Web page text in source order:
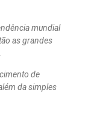
mundial
as grandes
de
da simples